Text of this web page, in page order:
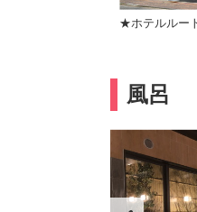
★ホテルルー
風呂